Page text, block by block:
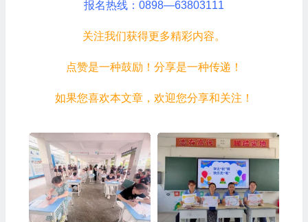
报名热线：0898—63803111
关注我们获得更多精彩内容。
点赞是一种鼓励！分享是一种传递！
如果您喜欢本文章，欢迎您分享和关注！